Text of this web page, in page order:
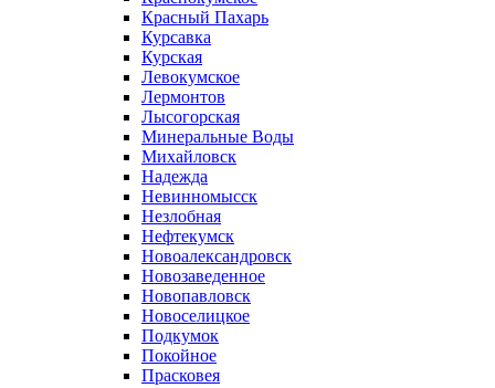
Красный Пахарь
Курсавка
Курская
Левокумское
Лермонтов
Лысогорская
Минеральные Воды
Михайловск
Надежда
Невинномысск
Незлобная
Нефтекумск
Новоалександровск
Новозаведенное
Новопавловск
Новоселицкое
Подкумок
Покойное
Прасковея